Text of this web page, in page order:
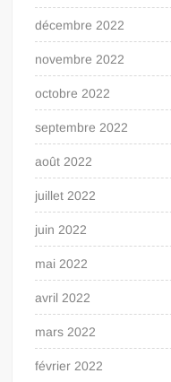
décembre 2022
novembre 2022
octobre 2022
septembre 2022
août 2022
juillet 2022
juin 2022
mai 2022
avril 2022
mars 2022
février 2022